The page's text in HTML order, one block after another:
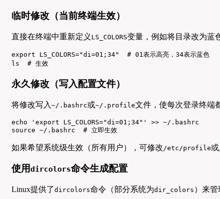
临时修改（当前终端生效）
直接在终端中重新定义 LS_COLORS变量，例如将目录改为蓝
export LS_COLORS="di=01;34"  # 01表示高亮，34表示蓝色
ls  # 生效
永久修改（写入配置文件）
将修改写入 ~/.bashrc或~/.profile文件，使每次登录终端
echo 'export LS_COLORS="di=01;34"' >> ~/.bashrc
source ~/.bashrc  # 立即生效
如果希望系统级生效（所有用户），可修改 /etc/profile或
使用dircolors命令生成配置
Linux提供了dircolors命令（部分系统为dir_colors ）来管